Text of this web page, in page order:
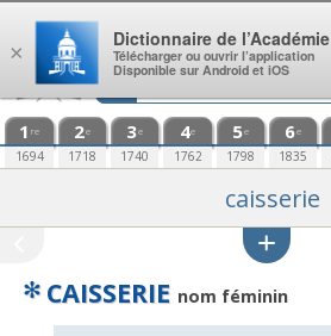
Aller au contenu
1 re
1694
2e
1718
3e
1740
4e
1762
5e
1798
6e
1835
caisserie
✻ CAISSERIE nom féminin
×
Dictionnaire de l’Académie
Télécharger ou ouvrir l’application
Disponible sur Android et iOS